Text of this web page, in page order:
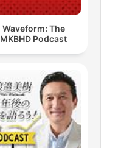
Waveform: The
MKBHD Podcast